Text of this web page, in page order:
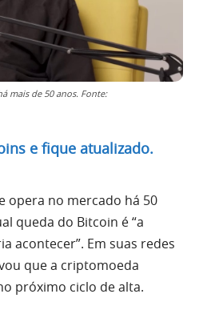
mais de 50 anos. Fonte:
e fique atualizado.
opera no mercado há 50
queda do Bitcoin é “a
acontecer”. Em suas redes
que a criptomoeda
próximo ciclo de alta.